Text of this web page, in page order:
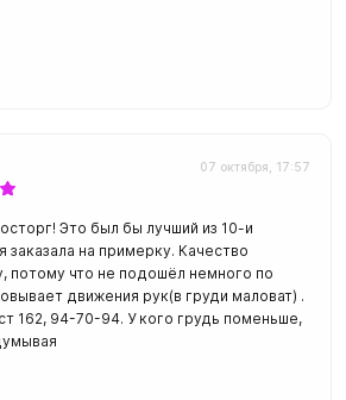
07 октября, 17:57
Это был бы лучший из 10-и
заказала на примерку. Качество
потому что не подошёл немного по
движения рук(в груди маловат) .
162, 94-70-94. У кого грудь поменьше,